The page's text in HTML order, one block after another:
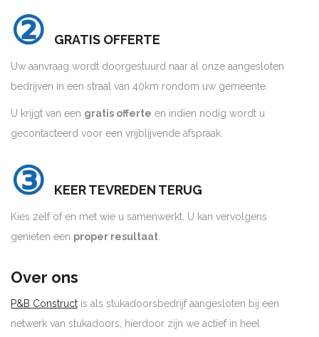
② GRATIS OFFERTE
Uw aanvraag wordt doorgestuurd naar al onze aangesloten
bedrijven in een straal van 40km rondom uw gemeente.
U krijgt van een gratis offerte en indien nodig wordt u
gecontacteerd voor een vrijblijvende afspraak.
③ KEER TEVREDEN TERUG
Kies zelf of en met wie u samenwerkt. U kan vervolgens
genieten een proper resultaat.
Over ons
P&B Construct is als stukadoorsbedrijf aangesloten bij een
netwerk van stukadoors, hierdoor zijn we actief in heel